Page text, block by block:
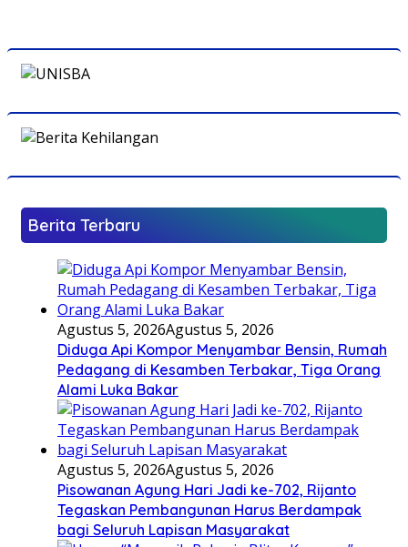
Berita Terbaru
Agustus 5, 2026Agustus 5, 2026
Diduga Api Kompor Menyambar Bensin, Rumah
Pedagang di Kesamben Terbakar, Tiga Orang
Alami Luka Bakar
Agustus 5, 2026Agustus 5, 2026
Pisowanan Agung Hari Jadi ke-702, Rijanto
Tegaskan Pembangunan Harus Berdampak
bagi Seluruh Lapisan Masyarakat